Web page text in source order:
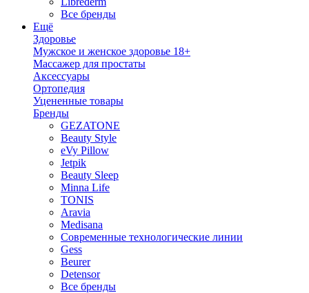
Все бренды
Ещё
Здоровье
Мужское и женское здоровье 18+
Массажер для простаты
Аксессуары
Ортопедия
Уцененные товары
Бренды
GEZATONE
Beauty Style
eVy Pillow
Jetpik
Beauty Sleep
Minna Life
TONIS
Aravia
Medisana
Современные технологические линии
Gess
Beurer
Detensor
Все бренды